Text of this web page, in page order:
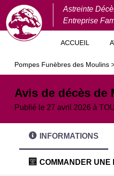
Astreinte
Entreprise
ACCUEIL
Pompes Funèbres des Moulins
Avis de décès de
Publié le 27 avril 2026 à
INFORMATIONS
COMMANDER UNE